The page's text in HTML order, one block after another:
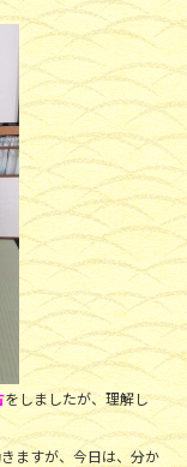
をしましたが、理解し
ますが、今日は、分か